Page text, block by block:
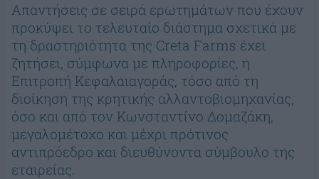
Απαντήσεις σε σειρά ερωτημάτων που έχουν
προκύψει το τελευταίο διάστημα σχετικά με
τη δραστηριότητα της Creta Farms έχει
ζητήσει, σύμφωνα με πληροφορίες, η
Επιτροπή Κεφαλαιαγοράς, τόσο από τη
διοίκηση της κρητικής αλλαντοβιομηχανίας,
όσο και από τον Κωνσταντίνο Δομαζάκη,
μεγαλομέτοχο και μέχρι πρότινος
αντιπρόεδρο και διευθύνοντα σύμβουλο της
εταιρείας.